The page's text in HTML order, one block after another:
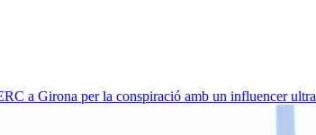
a Girona per la conspiració amb un influencer ultra